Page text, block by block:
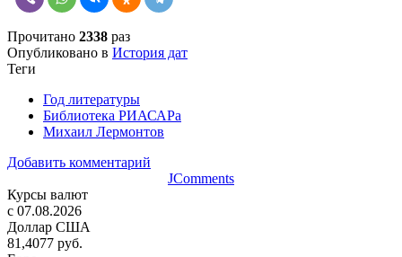
Прочитано 2338 раз
Опубликовано в История дат
Теги
Год литературы
Библиотека РИАСАРа
Михаил Лермонтов
Добавить комментарий
JComments
Курсы валют
c 07.08.2026
Доллар США
81,4077 руб.